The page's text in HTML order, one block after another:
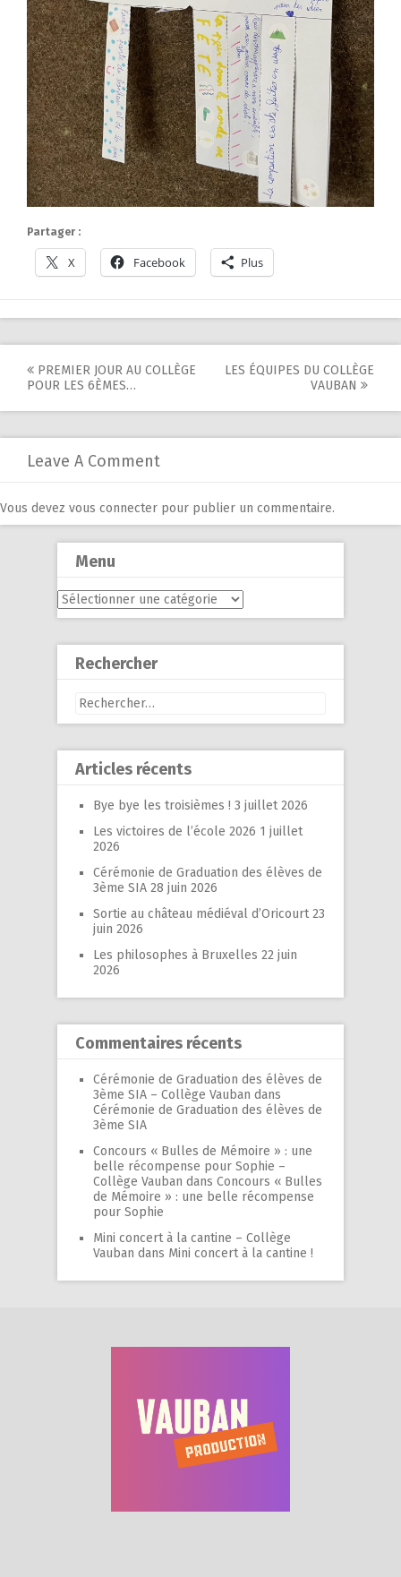
Partager :
X Facebook Plus
Post
PREMIER JOUR AU COLLÈGE
POUR LES 6ÈMES…
LES ÉQUIPES DU COLLÈGE
VAUBAN
Leave A Comment
Vous devez vous connecter pour publier un commentaire.
Menu
Menu
Rechercher
Rechercher :
Articles récents
Bye bye les troisièmes ! 3 juillet 2026
Les victoires de l’école 2026 1 juillet
2026
Cérémonie de Graduation des élèves de
3ème SIA 28 juin 2026
Sortie au château médiéval d’Oricourt 23
juin 2026
Les philosophes à Bruxelles 22 juin
2026
Commentaires récents
Cérémonie de Graduation des élèves de
3ème SIA – Collège Vauban dans
Cérémonie de Graduation des élèves de
3ème SIA
Concours « Bulles de Mémoire » : une
belle récompense pour Sophie –
Collège Vauban dans Concours « Bulles
de Mémoire » : une belle récompense
pour Sophie
Mini concert à la cantine – Collège
Vauban dans Mini concert à la cantine !